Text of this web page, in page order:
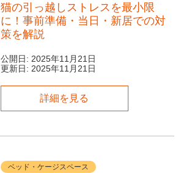
猫の引っ越しストレスを最小限
に！事前準備・当日・新居での対
策を解説
公開日: 2025年11月21日
更新日: 2025年11月21日
詳細を見る
ベッド・ケージスペース